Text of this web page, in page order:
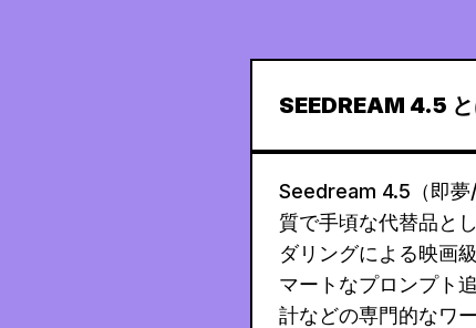
SEEDREAM 4.5
Seedream 4.5（即
質で手頃な代替品と
ダリングによる映画
マートなプロンプト
計などの専門的なワ